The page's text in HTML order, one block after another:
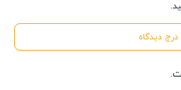
درج دیدگاه